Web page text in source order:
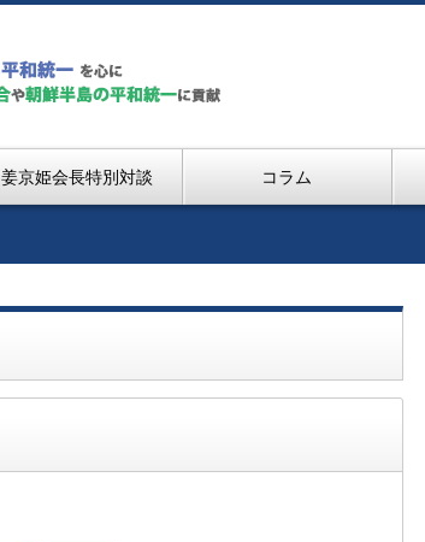
姜京姫会長特別対談 コラム